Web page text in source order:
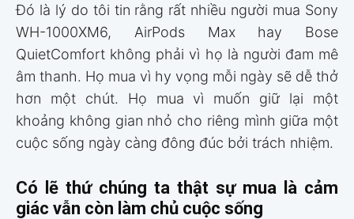
Đó là lý do tôi tin rằng rất nhiều người mua Sony
WH-1000XM6, AirPods Max hay Bose
QuietComfort không phải vì họ là người đam mê
âm thanh. Họ mua vì hy vọng mỗi ngày sẽ dễ thở
hơn một chút. Họ mua vì muốn giữ lại một
khoảng không gian nhỏ cho riêng mình giữa một
cuộc sống ngày càng đông đúc bởi trách nhiệm.
Có lẽ thứ chúng ta thật sự mua là cảm
giác vẫn còn làm chủ cuộc sống